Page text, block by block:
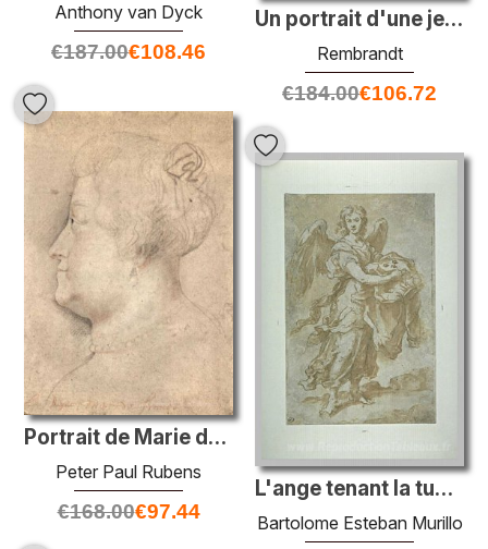
Anthony van Dyck
€187.00€108.46
Un portrait d'une jeune femme
Rembrandt
€184.00€106.72
Portrait de Marie de Medici
Peter Paul Rubens
€168.00€97.44
L'ange tenant la tunique et les dés
Bartolome Esteban Murillo